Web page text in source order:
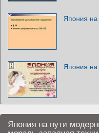
Япония на
Япония на
Япония на пути